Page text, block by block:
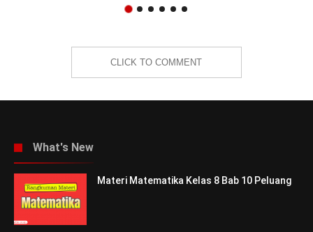
CLICK TO COMMENT
What's New
Materi Matematika Kelas 8 Bab 10 Peluang